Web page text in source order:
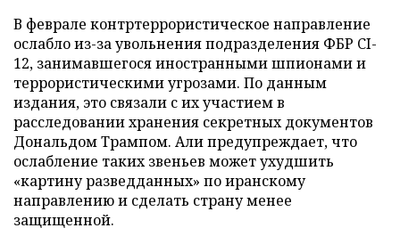
В феврале контртеррористическое направление
ослабло из-за увольнения подразделения ФБР CI-
12, занимавшегося иностранными шпионами и
террористическими угрозами. По данным
издания, это связали с их участием в
расследовании хранения секретных документов
Дональдом Трампом. Али предупреждает, что
ослабление таких звеньев может ухудшить
«картину разведданных» по иранскому
направлению и сделать страну менее
защищенной.